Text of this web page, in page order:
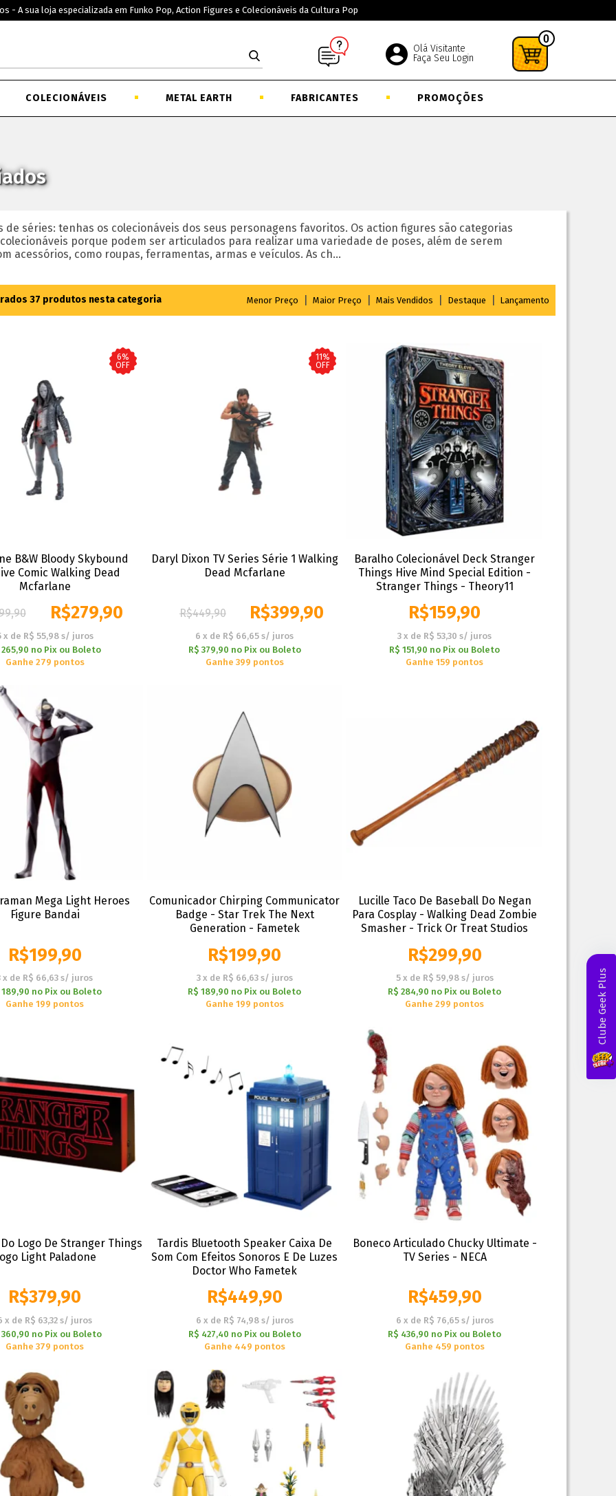
- A sua loja especializada em Funko Pop, Action Figures e Colecionáveis da Cultura Pop
Olá Visitante
Faça Seu Login
0
COLECIONÁVEIS METAL EARTH FABRICANTES PROMOÇÕES
de séries: tenhas os colecionáveis dos seus personagens favoritos. Os action figures são categorias
porque podem ser articulados para realizar uma variedade de poses, além de serem
acessórios, como roupas, ferramentas, armas e veículos. As ch...
37 produtos nesta categoria Menor Preço Maior Preço Mais Vendidos Destaque Lançamento
6%
OFF
B&W Bloody Skybound
Comic Walking Dead
Mcfarlane
R$279,90
x de R$ 55,98 s/ juros
265,90 no Pix ou Boleto
Ganhe 279 pontos
11%
OFF
Daryl Dixon TV Series Série 1 Walking
Dead Mcfarlane
R$449,90 R$399,90
6 x de R$ 66,65 s/ juros
R$ 379,90 no Pix ou Boleto
Ganhe 399 pontos
Baralho Colecionável Deck Stranger
Things Hive Mind Special Edition -
Stranger Things - Theory11
R$159,90
3 x de R$ 53,30 s/ juros
R$ 151,90 no Pix ou Boleto
Ganhe 159 pontos
Mega Light Heroes
Figure Bandai
R$199,90
x de R$ 66,63 s/ juros
189,90 no Pix ou Boleto
Ganhe 199 pontos
Comunicador Chirping Communicator
Badge - Star Trek The Next
Generation - Fametek
R$199,90
3 x de R$ 66,63 s/ juros
R$ 189,90 no Pix ou Boleto
Ganhe 199 pontos
Lucille Taco De Baseball Do Negan
Para Cosplay - Walking Dead Zombie
Smasher - Trick Or Treat Studios
R$299,90
5 x de R$ 59,98 s/ juros
R$ 284,90 no Pix ou Boleto
Ganhe 299 pontos
Logo De Stranger Things
Light Paladone
R$379,90
x de R$ 63,32 s/ juros
360,90 no Pix ou Boleto
Ganhe 379 pontos
Tardis Bluetooth Speaker Caixa De
Som Com Efeitos Sonoros E De Luzes
Doctor Who Fametek
R$449,90
6 x de R$ 74,98 s/ juros
R$ 427,40 no Pix ou Boleto
Ganhe 449 pontos
Boneco Articulado Chucky Ultimate -
TV Series - NECA
R$459,90
6 x de R$ 76,65 s/ juros
R$ 436,90 no Pix ou Boleto
Ganhe 459 pontos
Clube Geek Plus